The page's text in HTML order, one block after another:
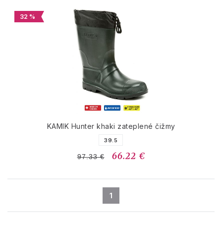
32 %
KAMIK Hunter khaki zateplené čižmy
39.5
97.33 € 66.22 €
1